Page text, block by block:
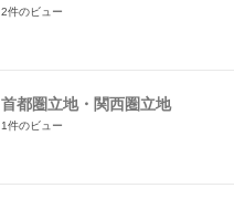
2件のビュー
首都圏立地・関西圏立地
1件のビュー